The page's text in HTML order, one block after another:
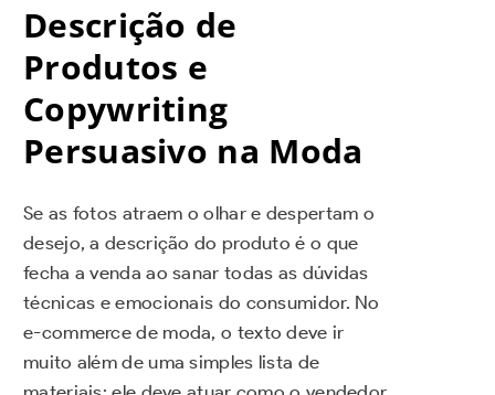
Descrição de
Produtos e
Copywriting
Persuasivo na Moda
Se as fotos atraem o olhar e despertam o
desejo, a descrição do produto é o que
fecha a venda ao sanar todas as dúvidas
técnicas e emocionais do consumidor. No
e-commerce de moda, o texto deve ir
muito além de uma simples lista de